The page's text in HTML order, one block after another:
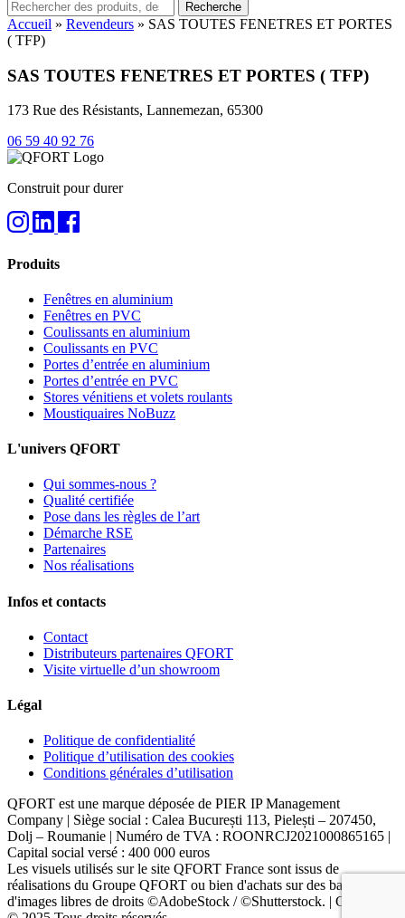
Recherche
Accueil » Revendeurs » SAS TOUTES FENETRES ET PORTES
( TFP)
SAS TOUTES FENETRES ET PORTES ( TFP)
173 Rue des Résistants, Lannemezan, 65300
06 59 40 92 76
Construit pour durer
Produits
Fenêtres en aluminium
Fenêtres en PVC
Coulissants en aluminium
Coulissants en PVC
Portes d’entrée en aluminium
Portes d’entrée en PVC
Stores vénitiens et volets roulants
Moustiquaires NoBuzz
L'univers QFORT
Qui sommes-nous ?
Qualité certifiée
Pose dans les règles de l’art
Démarche RSE
Partenaires
Nos réalisations
Infos et contacts
Contact
Distributeurs partenaires QFORT
Visite virtuelle d’un showroom
Légal
Politique de confidentialité
Politique d’utilisation des cookies
Conditions générales d’utilisation
QFORT est une marque déposée de PIER IP Management
Company | Siège social : Calea București 113, Pielești – 207450,
Dolj – Roumanie | Numéro de TVA : ROONRCJ2021000865165 |
Capital social versé : 400 000 euros
Les visuels utilisés sur le site QFORT France sont issus de
réalisations du Groupe QFORT ou bien d'achats sur des banques
d'images libres de droits ©AdobeStock / ©Shutterstock. | Copyright